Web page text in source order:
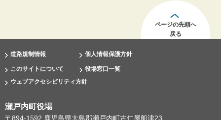
ページの先頭へ
戻る
道路規制情報 個人情報保護方針
このサイトについて
役場窓口一覧
ウェブアクセシビリティ方針
瀬戸内町役場
〒894-1592 鹿児島県大島郡瀬戸内町古仁屋船津23